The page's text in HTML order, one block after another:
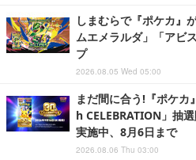
しまむらで『ポケカ』
ムエメラルダ」「アビ
プ
2026.08.05 Wed 05:00
まだ間に合う!『ポケ
h CELEBRATION」抽
実施中、8月6日まで
2026.08.06 Thu 03:00